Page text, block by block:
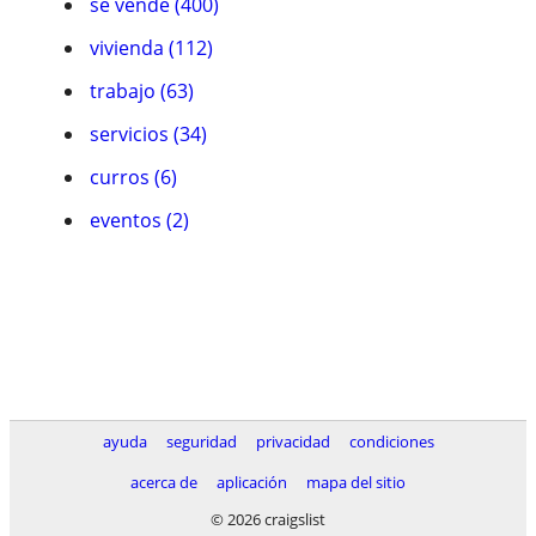
vivienda (112)
trabajo (63)
servicios (34)
curros (6)
eventos (2)
ayuda seguridad privacidad
condiciones
acerca de
aplicación
mapa del sitio
© 2026 craigslist